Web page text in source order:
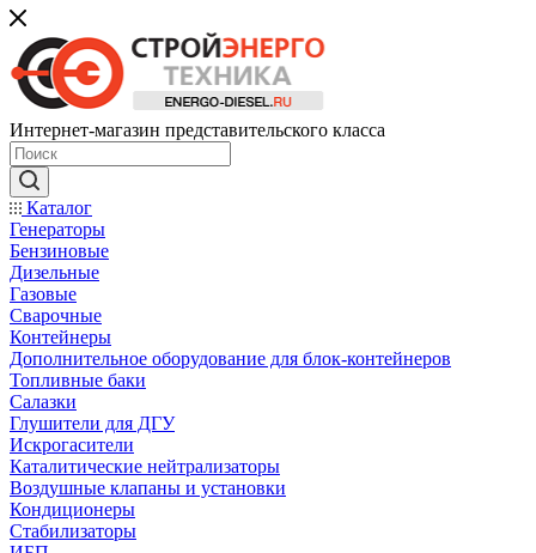
Интернет-магазин представительского класса
Каталог
Генераторы
Бензиновые
Дизельные
Газовые
Сварочные
Контейнеры
Дополнительное оборудование для блок-контейнеров
Топливные баки
Салазки
Глушители для ДГУ
Искрогасители
Каталитические нейтрализаторы
Воздушные клапаны и установки
Кондиционеры
Стабилизаторы